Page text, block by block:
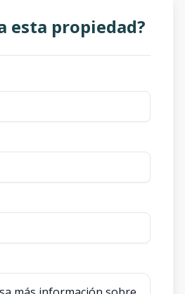
esta propiedad?